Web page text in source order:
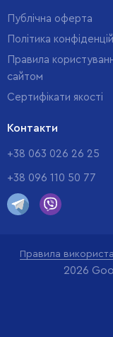
Публічна оферта
Політика
Правила
сайтом
Cертифікати якості
Контакти
+38 063 026 26 25
+38 096 110 50 77
Правила
2026